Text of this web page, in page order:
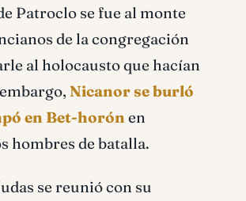
Patroclo se fue al monte
de la congregación
al holocausto que hacían
Nicanor se burló
en Bet-horón en
hombres de batalla.
se reunió con su